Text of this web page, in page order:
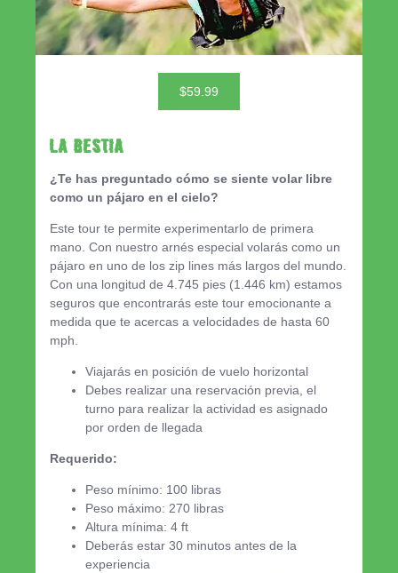
$59.99
LA BESTIA
¿Te has preguntado cómo se siente volar libre
como un pájaro en el cielo?
Este tour te permite experimentarlo de primera
mano. Con nuestro arnés especial volarás como un
pájaro en uno de los zip lines más largos del mundo.
Con una longitud de 4.745 pies (1.446 km) estamos
seguros que encontrarás este tour emocionante a
medida que te acercas a velocidades de hasta 60
mph.
Viajarás en posición de vuelo horizontal
Debes realizar una reservación previa, el
turno para realizar la actividad es asignado
por orden de llegada
Requerido:
Peso mínimo: 100 libras
Peso máximo: 270 libras
Altura mínima: 4 ft
Deberás estar 30 minutos antes de la
experiencia